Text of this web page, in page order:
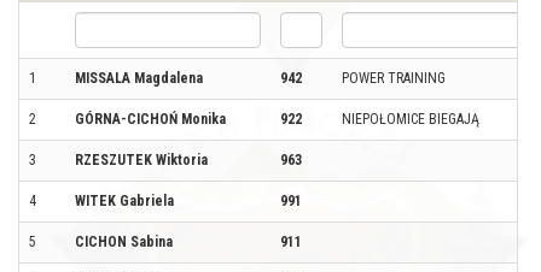
1 MISSALA Magdalena 942 POWER TRAINING
2 GÓRNA-CICHOŃ Monika 922 NIEPOŁOMICE BIEGAJĄ
3 RZESZUTEK Wiktoria 963
4 WITEK Gabriela 991
5 CICHON Sabina 911